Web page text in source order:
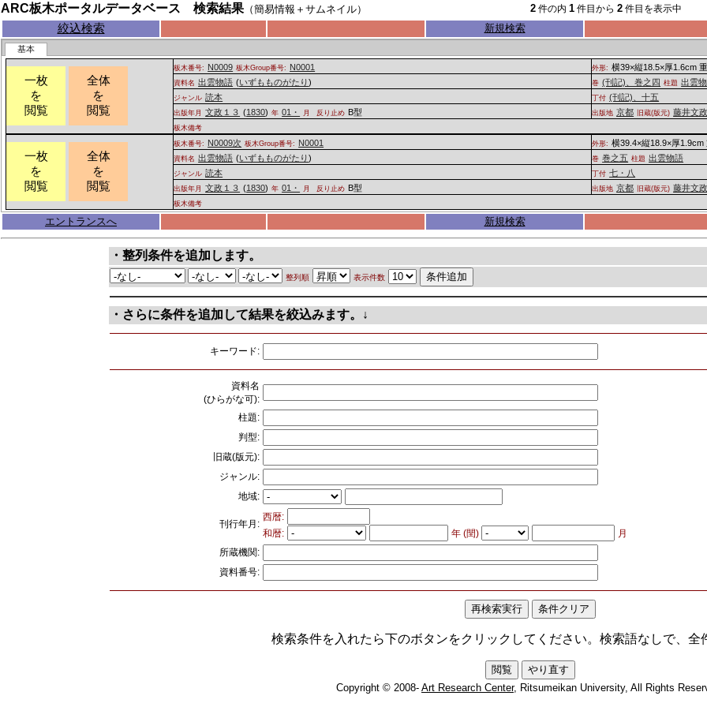
ARC板木ポータルデータベース 検索結果（簡易情報＋サムネイル） 2 件の内 1 件目から 2 件目を表示中
絞込検索 新規検索
基本
一枚
を
閲覧
全体
を
閲覧
板木番号: N0009 板木Group番号: N0001 外形: 横39×縦18.5×厚1.6cm
資料名 出雲物語 (いずもものがたり) 巻 (刊記)、巻之四 柱題 出雲
ジャンル 読本 丁付 (刊記)、十五
出版年月 文政１３ (1830) 年 01・ 月 反り止め B型 出版地 京都 旧蔵(版元) 藤井文
板木備考
一枚
を
閲覧
全体
を
閲覧
板木番号: N0009次 板木Group番号: N0001 外形: 横39.4×縦18.9×厚1.9cm
資料名 出雲物語 (いずもものがたり) 巻 巻之五 柱題 出雲物語
ジャンル 読本 丁付 七・八
出版年月 文政１３ (1830) 年 01・ 月 反り止め B型 出版地 京都 旧蔵(版元) 藤井文
板木備考
エントランスへ 新規検索
・整列条件を追加します。
整列順 表示件数
・さらに条件を追加して結果を絞込みます。↓
キーワード:
資料名
(ひらがな可):
柱題:
判型:
旧蔵(版元):
ジャンル:
地域:
刊行年月:
西暦:
和暦:
年 (閏)
月
所蔵機関:
資料番号:
検索条件を入れたら下のボタンをクリックしてください。検索語なしで、全
Copyright © 2008- Art Research Center, Ritsumeikan University, All Rights